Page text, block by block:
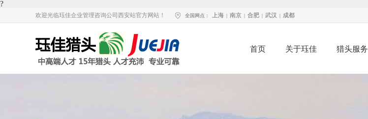
?
欢迎光临珏佳企业管理咨询公司西安站官方网站！ 全国网点： 上海 | 南京 | 合肥 | 武汉 | 成都
首页 关于珏佳 猎头服务